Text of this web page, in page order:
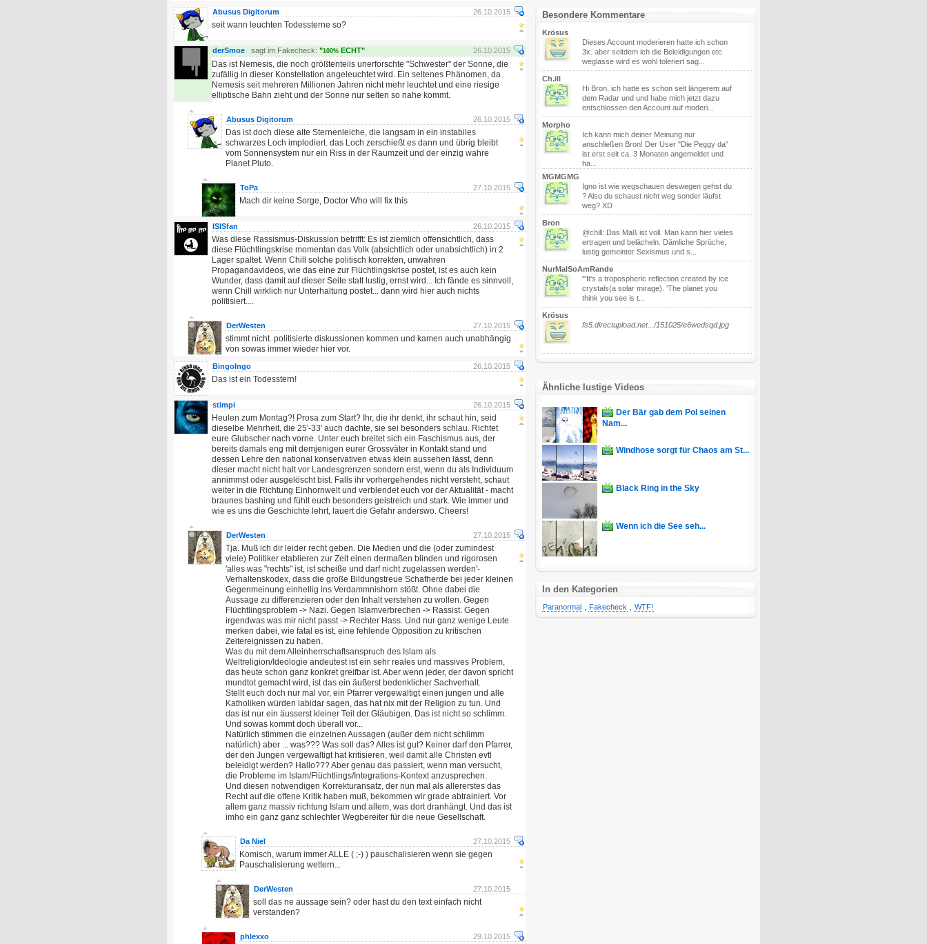
26.10.2015
Abusus Digitorum
seit wann leuchten Todessterne so?
26.10.2015
derSmoe sagt im Fakecheck: "100% ECHT"
Das ist Nemesis, die noch größtenteils unerforschte "Schwester" der Sonne, die
zufällig in dieser Konstellation angeleuchtet wird. Ein seltenes Phänomen, da
Nemesis seit mehreren Millionen Jahren nicht mehr leuchtet und eine riesige
elliptische Bahn zieht und der Sonne nur selten so nahe kommt.
26.10.2015
Abusus Digitorum
Das ist doch diese alte Sternenleiche, die langsam in ein instabiles
schwarzes Loch implodiert. das Loch zerschießt es dann und übrig bleibt
vom Sonnensystem nur ein Riss in der Raumzeit und der einzig wahre
Planet Pluto.
27.10.2015
ToPa
Mach dir keine Sorge, Doctor Who will fix this
26.10.2015
ISISfan
Was diese Rassismus-Diskussion betrifft: Es ist ziemlich offensichtlich, dass
diese Flüchtlingskrise momentan das Volk (absichtlich oder unabsichtlich) in 2
Lager spaltet. Wenn Chill solche politisch korrekten, unwahren
Propagandavideos, wie das eine zur Flüchtlingskrise postet, ist es auch kein
Wunder, dass damit auf dieser Seite statt lustig, ernst wird... Ich fände es sinnvoll,
wenn Chill wirklich nur Unterhaltung postet... dann wird hier auch nichts
politisiert....
27.10.2015
DerWesten
stimmt nicht. politisierte diskussionen kommen und kamen auch unabhängig
von sowas immer wieder hier vor.
26.10.2015
BingoIngo
Das ist ein Todesstern!
26.10.2015
stimpi
Heulen zum Montag?! Prosa zum Start? Ihr, die ihr denkt, ihr schaut hin, seid
dieselbe Mehrheit, die 25'-33' auch dachte, sie sei besonders schlau. Richtet
eure Glubscher nach vorne. Unter euch breitet sich ein Faschismus aus, der
bereits damals eng mit demjenigen eurer Grossväter in Kontakt stand und
dessen Lehre den national konservativen etwas klein aussehen lässt, denn
dieser macht nicht halt vor Landesgrenzen sondern erst, wenn du als Individuum
annimmst oder ausgelöscht bist. Falls ihr vorhergehendes nicht versteht, schaut
weiter in die Richtung Einhornwelt und verblendet euch vor der Aktualität - macht
braunes bashing und fühlt euch besonders geistreich und stark. Wie immer und
wie es uns die Geschichte lehrt, lauert die Gefahr anderswo. Cheers!
27.10.2015
DerWesten
Tja. Muß ich dir leider recht geben. Die Medien und die (oder zumindest
viele) Politiker etablieren zur Zeit einen dermaßen blinden und rigorosen
'alles was "rechts" ist, ist scheiße und darf nicht zugelassen werden'-
Verhaltenskodex, dass die große Bildungstreue Schafherde bei jeder kleinen
Gegenmeinung einhellig ins Verdammnishorn stößt. Ohne dabei die
Aussage zu differenzieren oder den Inhalt verstehen zu wollen. Gegen
Flüchtlingsproblem -> Nazi. Gegen Islamverbrechen -> Rassist. Gegen
irgendwas was mir nicht passt -> Rechter Hass. Und nur ganz wenige Leute
merken dabei, wie fatal es ist, eine fehlende Opposition zu kritischen
Zeitereignissen zu haben.
Was du mit dem Alleinherrschaftsanspruch des Islam als
Weltreligion/Ideologie andeutest ist ein sehr reales und massives Problem,
das heute schon ganz konkret greifbar ist. Aber wenn jeder, der davon spricht
mundtot gemacht wird, ist das ein äußerst bedenklicher Sachverhalt.
Stellt euch doch nur mal vor, ein Pfarrer vergewaltigt einen jungen und alle
Katholiken würden labidar sagen, das hat nix mit der Religion zu tun. Und
das ist nur ein äusserst kleiner Teil der Gläubigen. Das ist nicht so schlimm.
Und sowas kommt doch überall vor...
Natürlich stimmen die einzelnen Aussagen (außer dem nicht schlimm
natürlich) aber ... was??? Was soll das? Alles ist gut? Keiner darf den Pfarrer,
der den Jungen vergewaltigt hat kritisieren, weil damit alle Christen evtl
beleidigt werden? Hallo??? Aber genau das passiert, wenn man versucht,
die Probleme im Islam/Flüchtlings/Integrations-Kontext anzusprechen.
Und diesen notwendigen Korrekturansatz, der nun mal als allererstes das
Recht auf die offene Kritik haben muß, bekommen wir grade abtrainiert. Vor
allem ganz massiv richtung Islam und allem, was dort dranhängt. Und das ist
imho ein ganz ganz schlechter Wegbereiter für die neue Gesellschaft.
27.10.2015
Da Niel
Komisch, warum immer ALLE ( ;-) ) pauschalisieren wenn sie gegen
Pauschalisierung wettern...
27.10.2015
DerWesten
soll das ne aussage sein? oder hast du den text einfach nicht
verstanden?
29.10.2015
phlexxo
Besondere Kommentare
Krösus
Dieses Account moderieren hatte ich schon
3x. aber seitdem ich die Beleidigungen etc
weglasse wird es wohl toleriert sag...
Ch.ill
Hi Bron, ich hatte es schon seit längerem auf
dem Radar und und habe mich jetzt dazu
entschlossen den Account auf moderi...
Morpho
Ich kann mich deiner Meinung nur
anschließen Bron! Der User "Die Peggy da"
ist erst seit ca. 3 Monaten angemeldet und
ha...
MGMGMG
Igno ist wie wegschauen deswegen gehst du
? Also du schaust nicht weg sonder läufst
weg? XD
Bron
@chill: Das Maß ist voll. Man kann hier vieles
ertragen und belächeln. Dämliche Sprüche,
lustig gemeinter Sexismus und s...
NurMalSoAmRande
"'It's a tropospheric reflection created by ice
crystals(a solar mirage). 'The planet you
think you see is t...
Krösus
fs5.directupload.net.../151025/e6wedsqd.jpg
Ähnliche lustige Videos
Der Bär gab dem Pol seinen
Nam...
Windhose sorgt für Chaos am St...
Black Ring in the Sky
Wenn ich die See seh...
In den Kategorien
Paranormal Fakecheck WTF!